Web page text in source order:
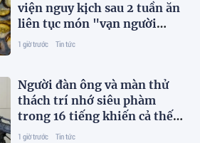
viện nguy kịch sau 2 tuần ăn
liên tục món "vạn người
thích"
1 giờ trước Tin tức
Người đàn ông và màn thử
thách trí nhớ siêu phàm
trong 16 tiếng khiến cả thế
giới kinh ngạc
1 giờ trước Tin tức